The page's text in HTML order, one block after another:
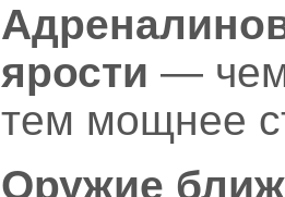
ярости —
тем мощнее
Оружие